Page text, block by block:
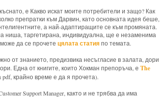
е Какво искат моите потребители и защо? Как
препратки към Дарвин, като основната идея беше,
а най-адаптиращите се към промяната.
ниша, таргетирана, индивидуална, ще е незаменима
да се прочете цялата статияпо темата.
от знанието, предизвика несъгласие в залата, дори
Една от книгите, които Хокман препоръча, е The
крайно време е да я прочета).
Support Manager, както и не трябва да има